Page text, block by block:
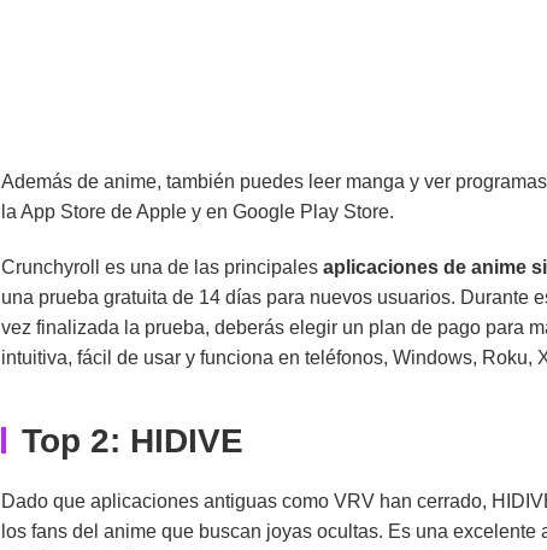
Además de anime, también puedes leer manga y ver
la App Store de Apple y en Google Play Store.
Crunchyroll es una de las principales aplicaciones de anime
una prueba gratuita de 14 días para nuevos usuarios. Durante
vez finalizada la prueba, deberás elegir un plan de pago para
intuitiva, fácil de usar y funciona en teléfonos, Windows, Roku,
Top 2: HIDIVE
Dado que aplicaciones antiguas como VRV han cerrado,
los fans del anime que buscan joyas ocultas. Es una